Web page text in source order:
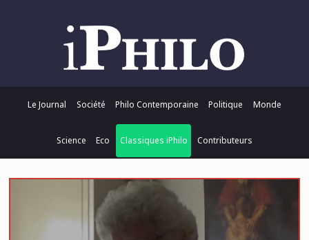
Le Journal Société Philo Contemporaine Politique Monde
Science Eco Classiques iPhilo Contributeurs